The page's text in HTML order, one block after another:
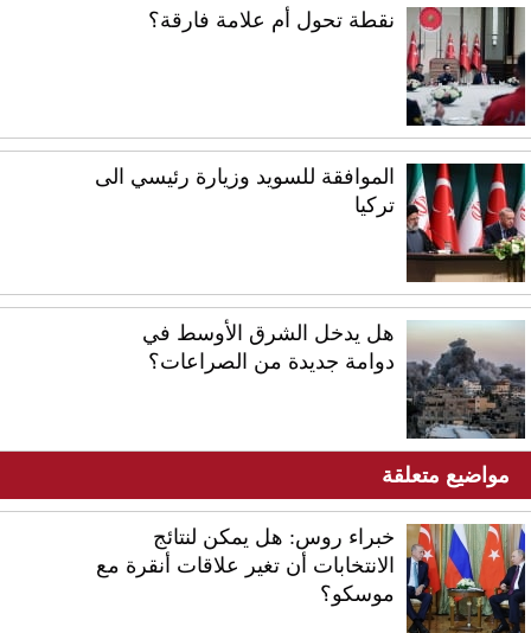
نقطة تحول أم علامة فارقة؟
الموافقة للسويد وزيارة رئيسي الى
تركيا
هل يدخل الشرق الأوسط في
دوامة جديدة من الصراعات؟
مواضيع متعلقة
خبراء روس: هل يمكن لنتائج
الانتخابات أن تغير علاقات أنقرة مع
موسكو؟